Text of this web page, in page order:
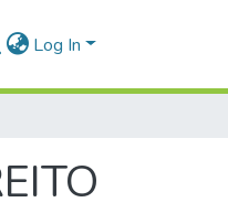
Log In